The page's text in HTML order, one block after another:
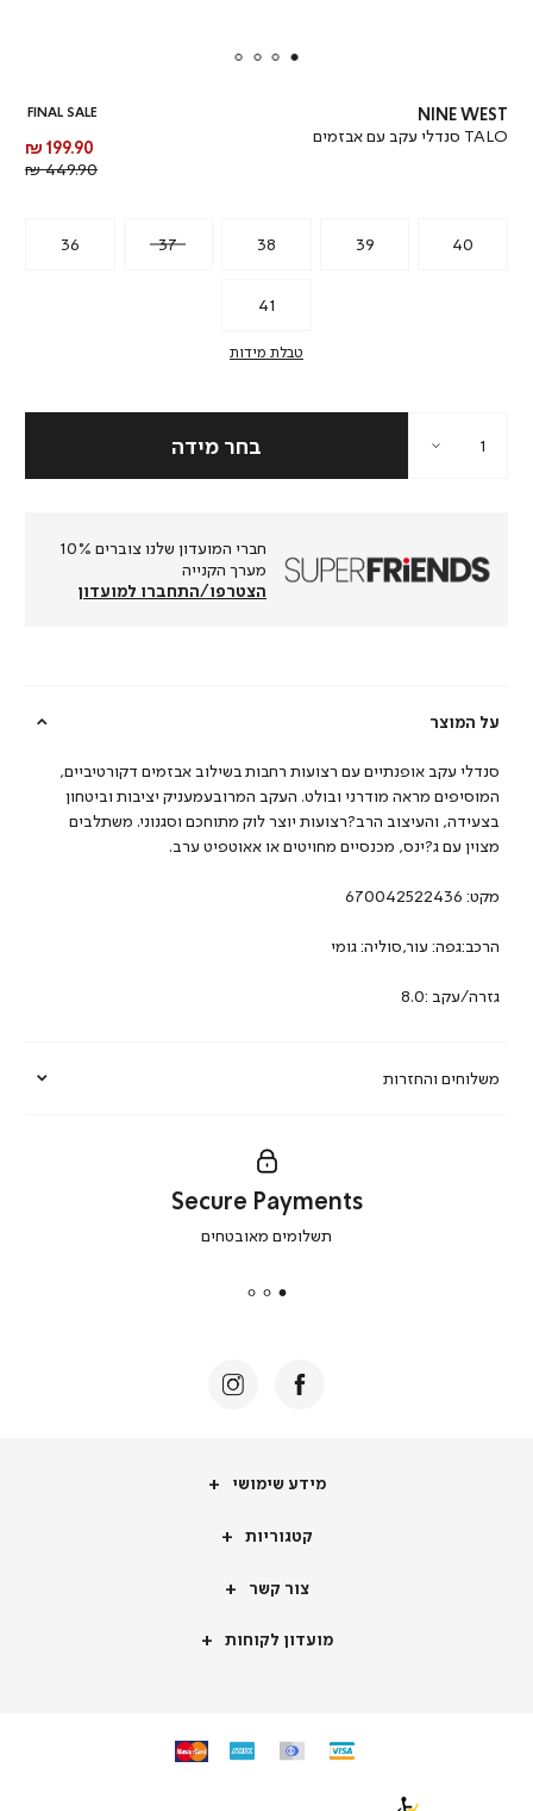
NINE WEST
TALO סנדלי עקב עם אבזמים
FINAL SALE
מחיר
מוצר
199.90 ₪
449.90 ₪
36 37 38 39 40
41
טבלת מידות
חברי המועדון שלנו צוברים 10%
מערך הקנייה
הצטרפו/התחברו למועדון
על המוצר
משלוחים והחזרות
סנדלי עקב אופנתיים עם רצועות רחבות בשילוב אבזמים דקורטיביים,
המוסיפים מראה מודרני ובולט. העקב המרובעמעניק יציבות וביטחון
בצעידה, והעיצוב הרב?רצועות יוצר לוק מתוחכם וסגנוני. משתלבים
מצוין עם ג?ינס, מכנסיים מחויטים או אאוטפיט ערב.
מקט: 670042522436
הרכב:גפה: עור,סוליה: גומי
גזרה/עקב :8.0
secure
|
Secure Payments
תשלומים מאובטחים
מידע
מידע שימושי
קטגוריותקטגוריות
צור
צור קשר
מועדון
מועדון לקוחות